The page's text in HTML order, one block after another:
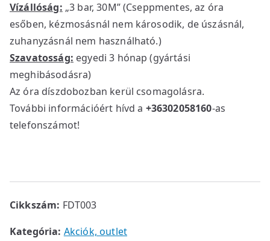
e
w
a
s
:
4
4
9
F
.
i
s
:
3
1
5
0
0
.
Vízállóság: „3 bar, 30M” (Cseppmentes, az óra
esőben, kézmosásnál nem károsodik, de úszásnál,
zuhanyzásnál nem használható.)
Szavatosság: egyedi 3 hónap (gyártási
meghibásodásra)
Az óra díszdobozban kerül csomagolásra.
További információért hívd a +36302058160-as
telefonszámot!
Cikkszám: FDT003
Kategória: Akciók, outlet